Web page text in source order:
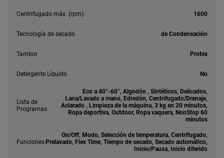
Centrifugado máx. (rpm): 1600
Tecnología de secado de Condensación
Tambor Protex
Detergente Líquido No
Lista de
Programas
Eco a 40°-60°, Algodón , Sintéticos, Delicados,
Lana/Lavado a mano, Edredón, Centrifugado/Drenaje,
Aclarado , Limpieza de la máquina, 3 kg en 20 minutos,
Ropa deportiva, Outdoor, Ropa vaquera, NonStop 60
minutos
Funciones
On/Off, Modo, Selección de temperatura, Centrifugado,
Prelavado, Flex Time, Tiempo de secado, Secado automático,
Inicio/Pausa, Inicio diferido